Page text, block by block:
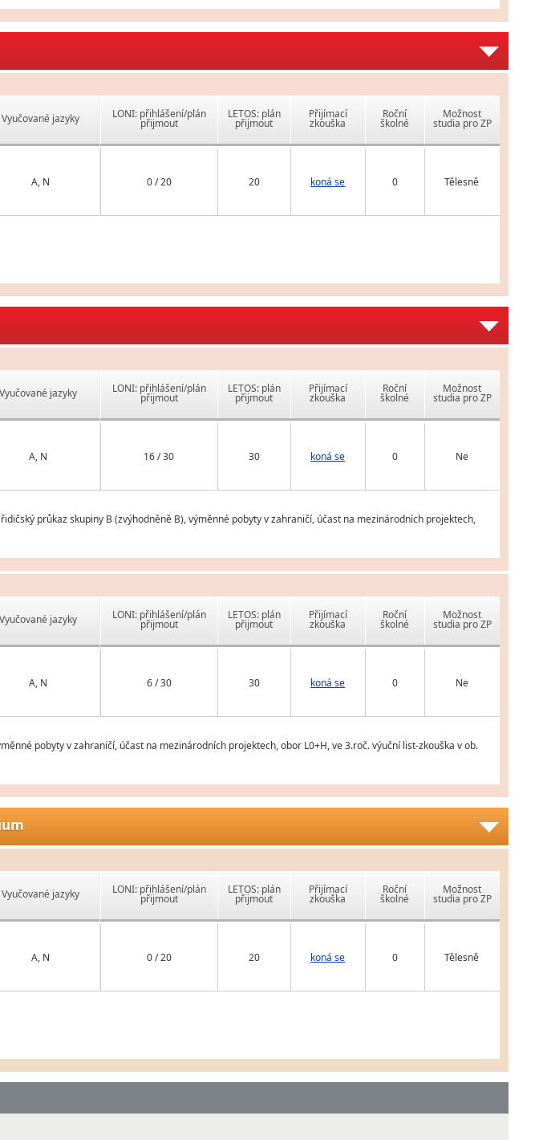
Vyučované jazyky
A, N
LONI: přihlášení/plán
přijmout
LETOS: plán
přijmout
Přijímací
zkouška
Roční
školné
Možnost
studia pro ZP
0 / 20 20 koná se 0 Tělesně
Vyučované jazyky
A, N
LONI: přihlášení/plán
přijmout
LETOS: plán
přijmout
Přijímací
zkouška
Roční
školné
Možnost
studia pro ZP
16 / 30 30 koná se 0 Ne
průkaz skupiny B (zvýhodněně B), výměnné pobyty v zahraničí, účast na mezinárodních projektech,
Vyučované jazyky
A, N
LONI: přihlášení/plán
přijmout
LETOS: plán
přijmout
Přijímací
zkouška
Roční
školné
Možnost
studia pro ZP
6 / 30 30 koná se 0 Ne
pobyty v zahraničí, účast na mezinárodních projektech, obor L0+H, ve 3.roč. výuční list-zkouška v ob.
Vyučované jazyky
A, N
LONI: přihlášení/plán
přijmout
LETOS: plán
přijmout
Přijímací
zkouška
Roční
školné
Možnost
studia pro ZP
0 / 20 20 koná se 0 Tělesně